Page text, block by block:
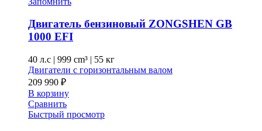
Двигатель бензиновый ZONGSHEN GB
1000 EFI
40 л.с | 999 cm³ | 55 кг
Двигатели с горизонтальным валом
209 990 ₽
В корзину
Сравнить
Быстрый просмотр